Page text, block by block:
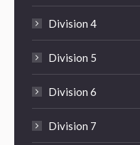
Division 4
Division 5
Division 6
Division 7